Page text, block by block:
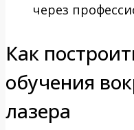
через
Как
обучения
лазера